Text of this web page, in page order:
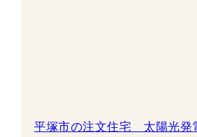
平塚市の注文住宅 太陽光発